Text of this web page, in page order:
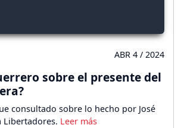
ABR 4 / 2024
sobre el presente del
consultado sobre lo hecho por José
Libertadores.